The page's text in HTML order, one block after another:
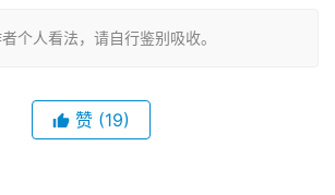
个人看法，请自行鉴别吸收。
赞 (19)